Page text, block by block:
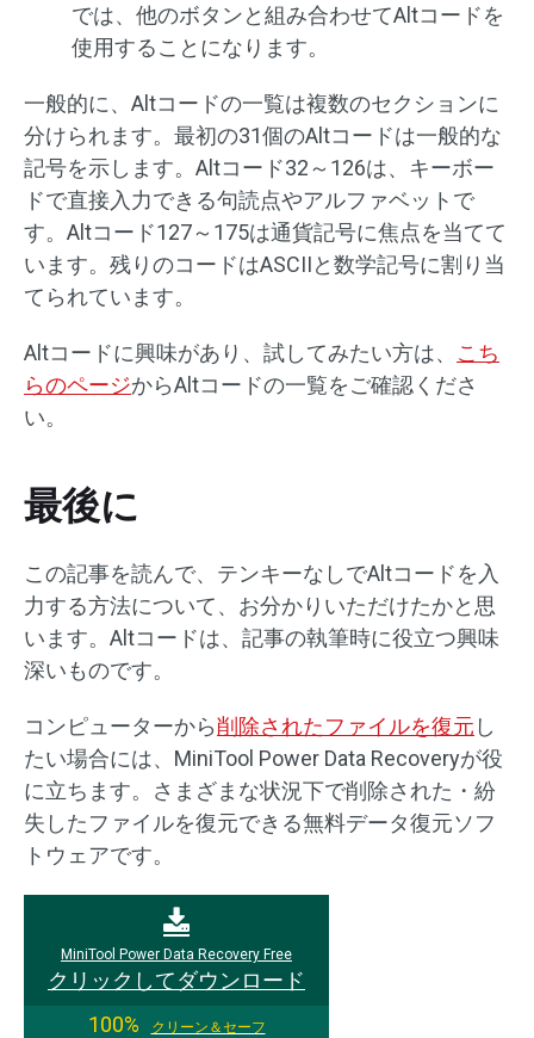
では、他のボタンと組み合わせてAltコードを
使用することになります。
一般的に、Altコードの一覧は複数のセクションに
分けられます。最初の31個のAltコードは一般的な
記号を示します。Altコード32～126は、キーボー
ドで直接入力できる句読点やアルファベットで
す。Altコード127～175は通貨記号に焦点を当てて
います。残りのコードはASCIIと数学記号に割り当
てられています。
Altコードに興味があり、試してみたい方は、 こち
らのページからAltコードの一覧をご確認くださ
い。
最後に
この記事を読んで、テンキーなしでAltコードを入
力する方法について、お分かりいただけたかと思
います。Altコードは、記事の執筆時に役立つ興味
深いものです。
コンピューターから削除されたファイルを復元 し
たい場合には、MiniTool Power Data Recoveryが役
に立ちます。さまざまな状況下で削除された・紛
失したファイルを復元できる無料データ復元ソフ
トウェアです。
MiniTool Power Data Recovery Free
クリックしてダウンロード
100%
クリーン＆セーフ